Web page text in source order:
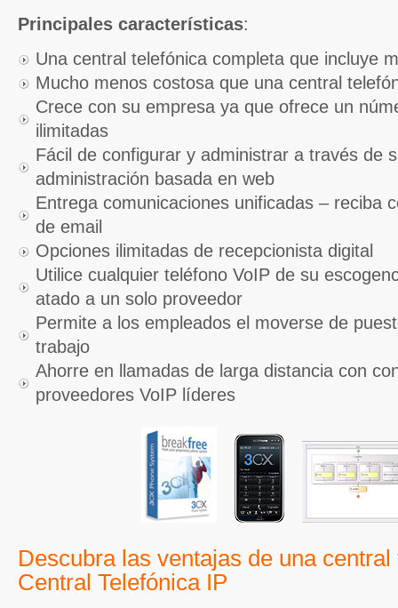
Principales características:
Una central telefónica completa que incluye
Mucho menos costosa que una central
Crece con su empresa ya que ofrece un
ilimitadas
Fácil de configurar y administrar a través de
administración basada en web
Entrega comunicaciones unificadas – reciba
de email
Opciones ilimitadas de recepcionista digital
Utilice cualquier teléfono VoIP de su
atado a un solo proveedor
Permite a los empleados el moverse de
trabajo
Ahorre en llamadas de larga distancia con
proveedores VoIP líderes
Descubra las ventajas de una
Central Telefónica IP